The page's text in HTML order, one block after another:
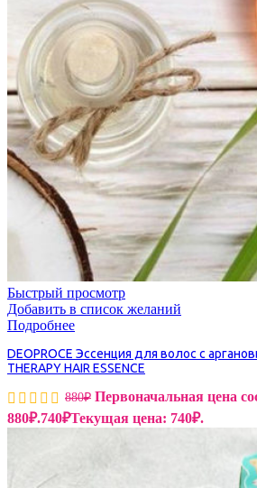
Быстрый просмотр
Добавить в список желаний
Подробнее
DEOPROCE Эссенция для волос с
THERAPY HAIR ESSENCE
880₽ Первоначальная цена
880₽.740₽Текущая цена: 740₽.